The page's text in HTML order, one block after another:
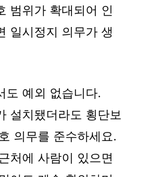
범위가 확대되어 인
일시정지 의무가 생
도 예외 없습니다.
설치됐더라도 횡단보
의무를 준수하세요.
처에 사람이 있으면